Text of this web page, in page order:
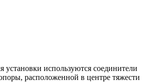
используются соединители
расположенной в центре тяжести